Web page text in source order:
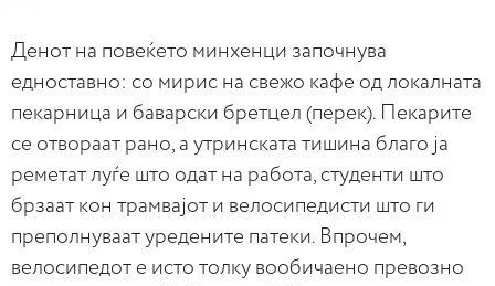
Денот на повеќето минхенци започнува
едноставно: со мирис на свежо кафе од локалната
пекарница и баварски бретцел (перек). Пекарите
се отвораат рано, а утринската тишина благо ја
реметат луѓе што одат на работа, студенти што
брзаат кон трамвајот и велосипедисти што ги
преполнуваат уредените патеки. Впрочем,
велосипедот е исто толку вообичаено превозно